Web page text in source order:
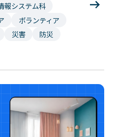
報システム科
ボランティア
災害
防災